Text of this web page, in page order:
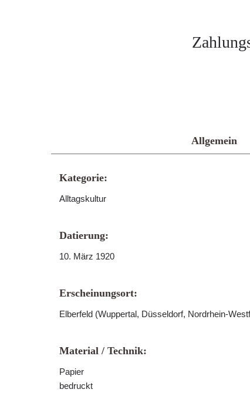
Allgemein
Kategorie:
Alltagskultur
Datierung:
10. März 1920
Erscheinungsort:
Elberfeld (Wuppertal, Düsseldorf, Nordrhein-
Material / Technik:
Papier
bedruckt